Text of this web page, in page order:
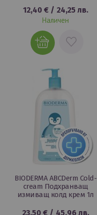
12,40 € / 24,25 лв.
Наличен
ДОБАВИ
BIODERMA ABCDerm Cold-
cream Подхранващ
измиващ колд крем 1л
23,50 €/ 45,96 лв.